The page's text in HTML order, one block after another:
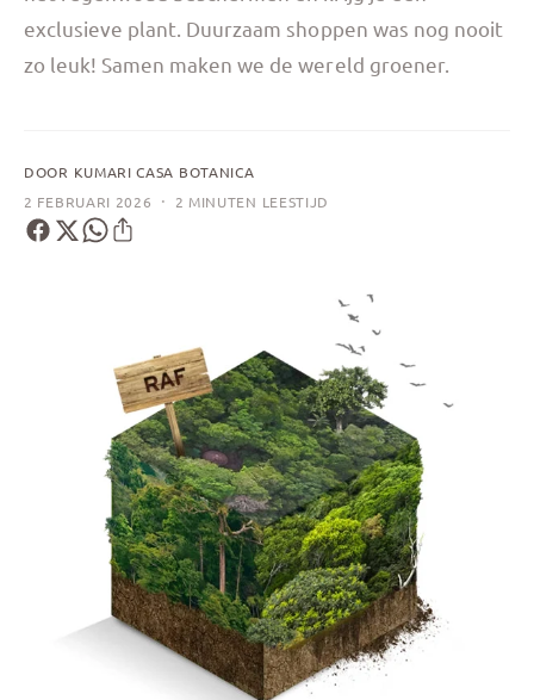
exclusieve plant. Duurzaam shoppen was nog nooit
zo leuk! Samen maken we de wereld groener.
DOOR KUMARI CASA BOTANICA
2 FEBRUARI 2026
· 2 MINUTEN LEESTIJD